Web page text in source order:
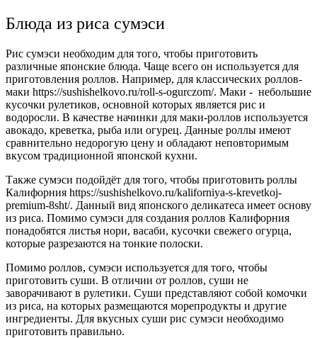
Блюда из риса сумэси
Рис сумэси необходим для того, чтобы приготовить
различные японские блюда. Чаще всего он используется для
приготовления роллов. Например, для классических роллов-
маки https://sushishelkovo.ru/roll-s-ogurczom/. Маки - небольшие
кусочки рулетиков, основной которых является рис и
водоросли. В качестве начинки для маки-роллов используется
авокадо, креветка, рыба или огурец. Данные роллы имеют
сравнительно недорогую цену и обладают неповторимым
вкусом традиционной японской кухни.
Также сумэси подойдёт для того, чтобы приготовить роллы
Калифорния https://sushishelkovo.ru/kaliforniya-s-krevetkoj-
premium-8sht/. Данный вид японского деликатеса имеет основу
из риса. Помимо сумэси для создания роллов Калифорния
понадобятся листья нори, васаби, кусочки свежего огурца,
которые разрезаются на тонкие полоски.
Помимо роллов, сумэси используется для того, чтобы
приготовить суши. В отличии от роллов, суши не
заворачивают в рулетики. Суши представляют собой комочки
из риса, на которых размещаются морепродукты и другие
ингредиенты. Для вкусных суши рис сумэси необходимо
приготовить правильно.